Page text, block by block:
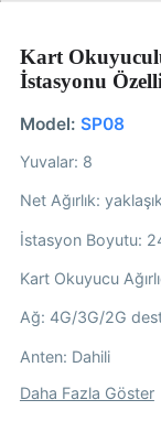
Kart
İstasyonu
Model: SP08
Yuvalar: 8
Net Ağırlık:
İstasyon Boyutu:
Kart Okuyucu
Ağ: 4G/3G/2G
Anten: Dahili
Daha Fazla Göster